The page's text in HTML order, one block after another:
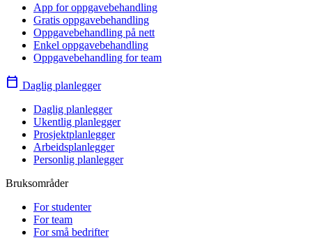
App for oppgavebehandling
Gratis oppgavebehandling
Oppgavebehandling på nett
Enkel oppgavebehandling
Oppgavebehandling for team
calendar_today Daglig planlegger
Daglig planlegger
Ukentlig planlegger
Prosjektplanlegger
Arbeidsplanlegger
Personlig planlegger
Bruksområder
For studenter
For team
For små bedrifter